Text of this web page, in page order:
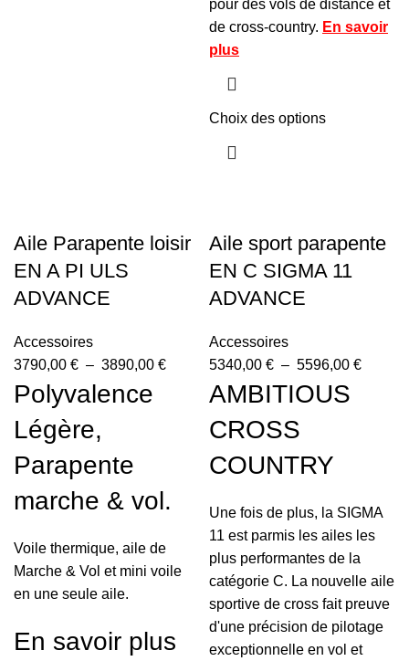
pour des vols de distance et
de cross-country. En savoir
plus
Choix des options
Aile Parapente loisir
EN A PI ULS
ADVANCE
Accessoires
3790,00 € – 3890,00 €
Polyvalence
Légère,
Parapente
marche & vol.
Voile thermique, aile de
Marche & Vol et mini voile
en une seule aile.
En savoir plus
Aile sport parapente
EN C SIGMA 11
ADVANCE
Accessoires
5340,00 € – 5596,00 €
AMBITIOUS
CROSS
COUNTRY
Une fois de plus, la SIGMA
11 est parmis les ailes les
plus performantes de la
catégorie C. La nouvelle aile
sportive de cross fait preuve
d'une précision de pilotage
exceptionnelle en vol et